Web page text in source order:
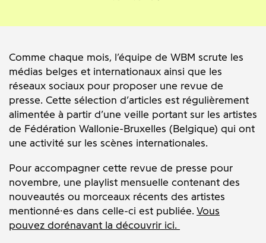
Comme chaque mois, l’équipe de WBM scrute les
médias belges et internationaux ainsi que les
réseaux sociaux pour proposer une revue de
presse. Cette sélection d’articles est régulièrement
alimentée à partir d’une veille portant sur les artistes
de Fédération Wallonie-Bruxelles (Belgique) qui ont
une activité sur les scènes internationales.
Pour accompagner cette revue de presse pour
novembre, une playlist mensuelle contenant des
nouveautés ou morceaux récents des artistes
mentionné·es dans celle-ci est publiée. Vous
pouvez dorénavant la découvrir ici.